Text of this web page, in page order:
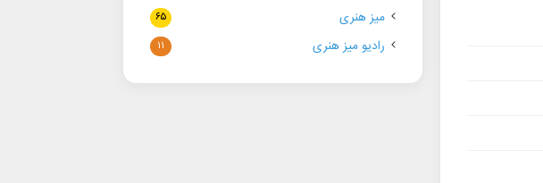
میز هنری ۶۵
رادیو میز هنری ۱۱